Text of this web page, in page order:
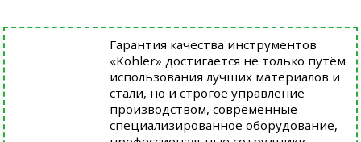
Гарантия качества инструментов
«Kohler» достигается не только путём
использования лучших материалов и
стали, но и строгое управление
производством, современные
специализированное оборудование,